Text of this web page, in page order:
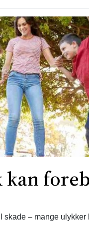
– mange ulykker